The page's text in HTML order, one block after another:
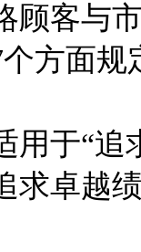
顾客与
方面
于“追
求卓越